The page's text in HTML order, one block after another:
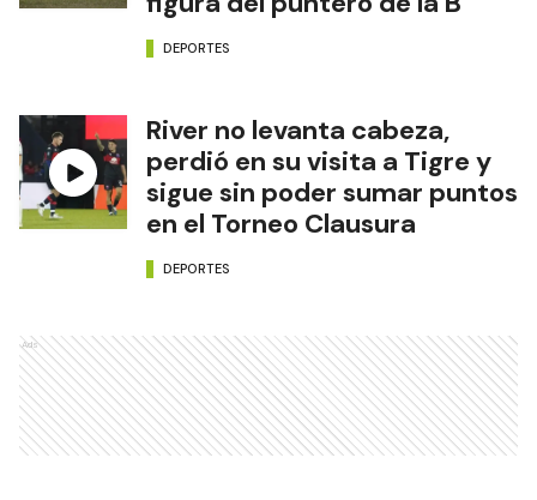
DEPORTES
River no levanta cabeza,
perdió en su visita a Tigre y
sigue sin poder sumar puntos
en el Torneo Clausura
DEPORTES
Ads